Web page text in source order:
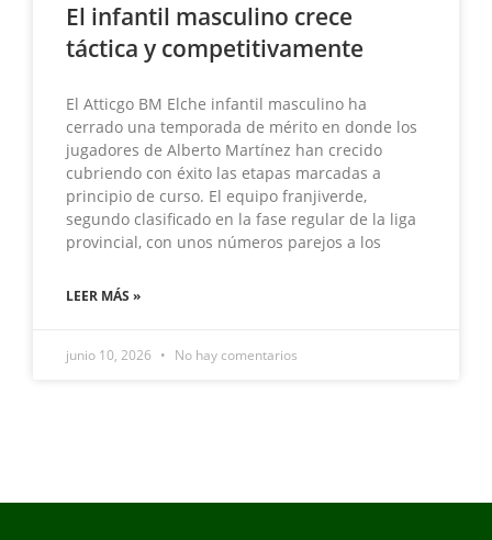
El infantil masculino crece
táctica y competitivamente
El Atticgo BM Elche infantil masculino ha
cerrado una temporada de mérito en donde los
jugadores de Alberto Martínez han crecido
cubriendo con éxito las etapas marcadas a
principio de curso. El equipo franjiverde,
segundo clasificado en la fase regular de la liga
provincial, con unos números parejos a los
LEER MÁS »
junio 10, 2026 No hay comentarios